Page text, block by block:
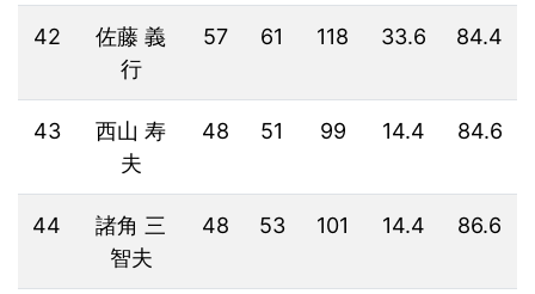
42
佐藤 義
行
57 61 118 33.6 84.4
43
西山 寿
夫
48 51 99 14.4 84.6
44
諸角 三
智夫
48 53 101 14.4 86.6